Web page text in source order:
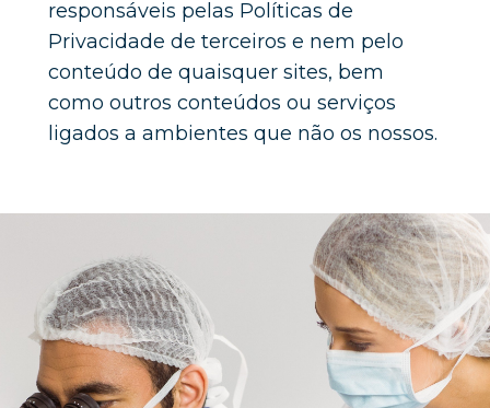
responsáveis pelas Políticas de
Privacidade de terceiros e nem pelo
conteúdo de quaisquer sites, bem
como outros conteúdos ou serviços
ligados a ambientes que não os nossos.